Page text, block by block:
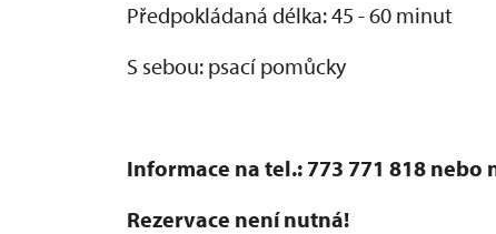
Předpokládaná délka: 45 - 60 minut
S sebou: psací pomůcky
Informace na tel.: 773 771 818 nebo
Rezervace není nutná!